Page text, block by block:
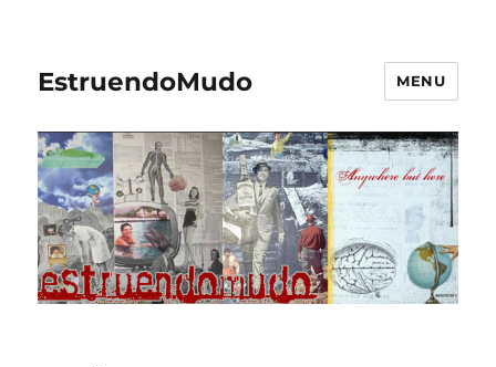
EstruendoMudo MENU